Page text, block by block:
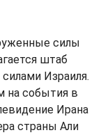
силы
штаб
Израиля.
на события в
Ирана
страны Али